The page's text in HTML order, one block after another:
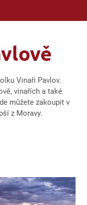
Vinaři Pavlov.
vinařích a také
můžete zakoupit v
z Moravy.